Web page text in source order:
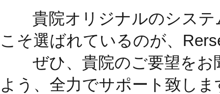
貴院オリジナルのシステ
こそ選ばれているのが、
ぜひ、貴院のご要望をお
よう、全力でサポート致しま